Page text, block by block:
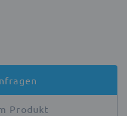
Produkt